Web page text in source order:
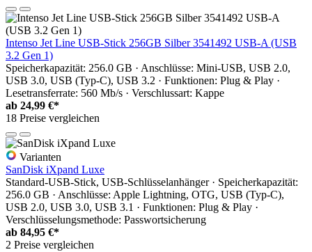
Intenso Jet Line USB-Stick 256GB Silber 3541492 USB-A (USB
3.2 Gen 1)
Speicherkapazität: 256.0 GB · Anschlüsse: Mini-USB, USB 2.0,
USB 3.0, USB (Typ-C), USB 3.2 · Funktionen: Plug & Play ·
Lesetransferrate: 560 Mb/s · Verschlussart: Kappe
ab 24,99 €*
18 Preise vergleichen
Varianten
SanDisk iXpand Luxe
Standard-USB-Stick, USB-Schlüsselanhänger · Speicherkapazität:
256.0 GB · Anschlüsse: Apple Lightning, OTG, USB (Typ-C),
USB 2.0, USB 3.0, USB 3.1 · Funktionen: Plug & Play ·
Verschlüsselungsmethode: Passwortsicherung
ab 84,95 €*
2 Preise vergleichen